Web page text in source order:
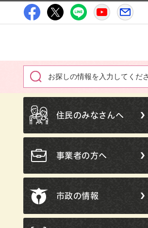
高萩市公式Facebook
高萩市公式X高萩市公式
高萩市
住民のみなさんへ
事業者の方へ
市政の情報